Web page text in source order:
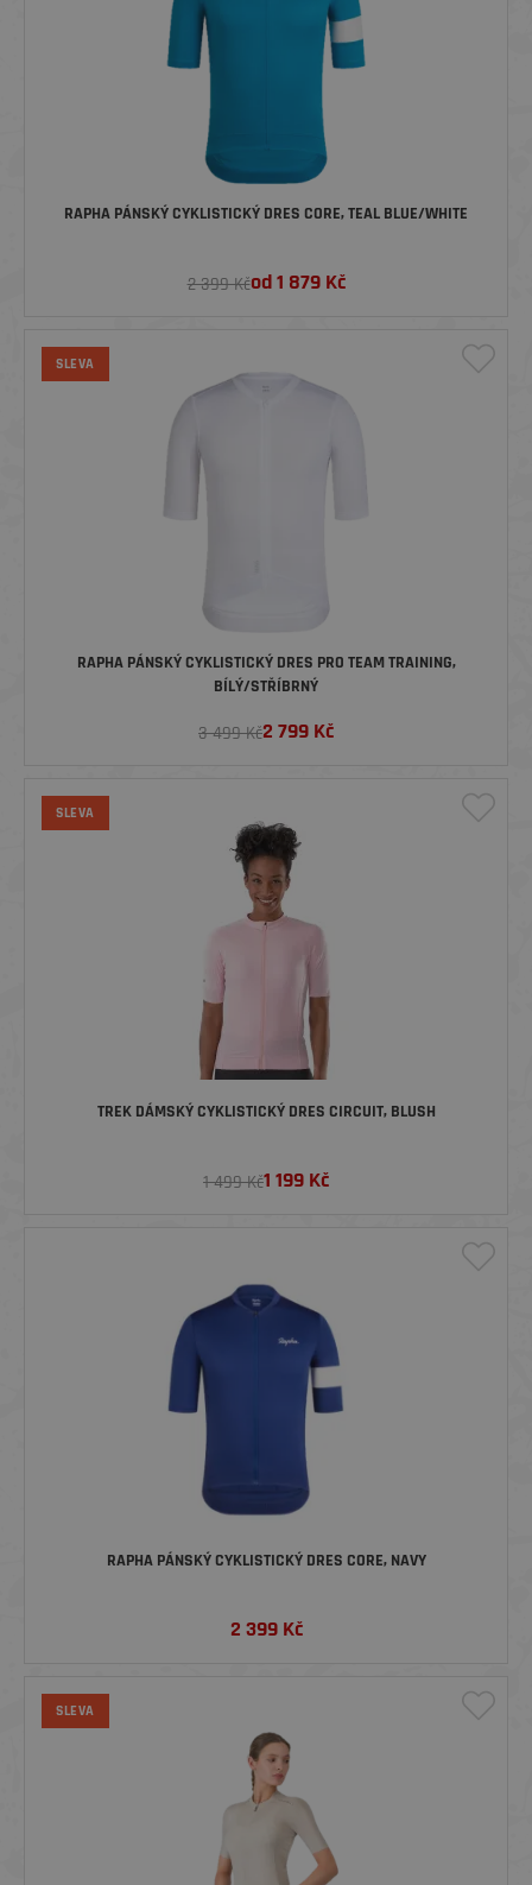
RAPHA PÁNSKÝ CYKLISTICKÝ DRES CORE, TEAL BLUE/WHITE
2 399 Kčod1 879Kč
SLEVA
RAPHA PÁNSKÝ CYKLISTICKÝ DRES PRO TEAM TRAINING,
BÍLÝ/STŘÍBRNÝ
3 499 Kč2 799 Kč
SLEVA
TREK DÁMSKÝ CYKLISTICKÝ DRES CIRCUIT, BLUSH
1 499 Kč1 199 Kč
RAPHA PÁNSKÝ CYKLISTICKÝ DRES CORE, NAVY
2 399Kč
SLEVA